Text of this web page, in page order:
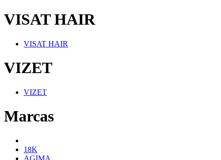
VISAT HAIR
VISAT HAIR
VIZET
VIZET
Marcas
18K
AGIMA